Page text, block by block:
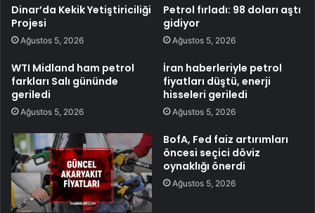
Dinar’da Kekik Yetiştiriciliği
Projesi
Ağustos 5, 2026
Petrol fırladı: 98 doları aştı
gidiyor
Ağustos 5, 2026
WTI Midland ham petrol
farkları Salı gününde
geriledi
Ağustos 5, 2026
İran haberleriyle petrol
fiyatları düştü, enerji
hisseleri geriledi
Ağustos 5, 2026
BofA, Fed faiz artırımları
öncesi seçici döviz
oynaklığı önerdi
Ağustos 5, 2026